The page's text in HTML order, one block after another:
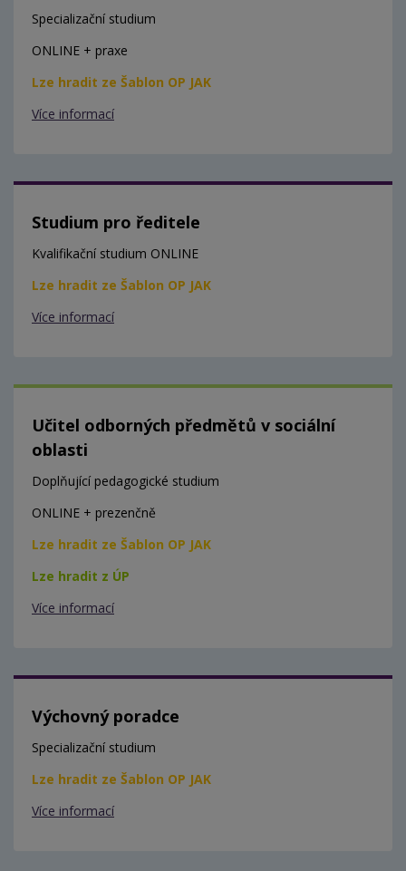
Specializační studium
ONLINE + praxe
Lze hradit ze Šablon OP JAK
Více informací
Studium pro ředitele
Kvalifikační studium ONLINE
Lze hradit ze Šablon OP JAK
Více informací
Učitel odborných předmětů v sociální
oblasti
Doplňující pedagogické studium
ONLINE + prezenčně
Lze hradit ze Šablon OP JAK
Lze hradit z ÚP
Více informací
Výchovný poradce
Specializační studium
Lze hradit ze Šablon OP JAK
Více informací